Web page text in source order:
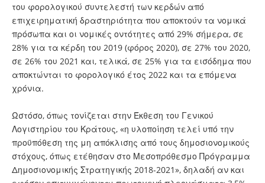
του φορολογικού συντελεστή των κερδών από
επιχειρηματική δραστηριότητα που αποκτούν τα νομικά
πρόσωπα και οι νομικές οντότητες από 29% σήμερα, σε
28% για τα κέρδη του 2019 (φόρος 2020), σε 27% του 2020,
σε 26% του 2021 και, τελικά, σε 25% για τα εισόδημα που
αποκτώνται το φορολογικό έτος 2022 και τα επόμενα
χρόνια.
Ωστόσο, όπως τονίζεται στην Έκθεση του Γενικού
Λογιστηρίου του Κράτους, «η υλοποίηση τελεί υπό την
προϋπόθεση της μη απόκλισης από τους δημοσιονομικούς
στόχους, όπως ετέθησαν στο Μεσοπρόθεσμο Πρόγραμμα
Δημοσιονομικής Στρατηγικής 2018-2021», δηλαδή αν και